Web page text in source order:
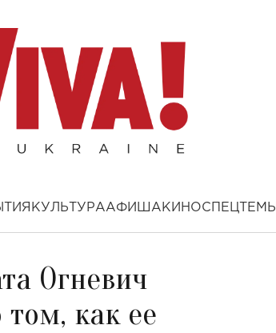
КУЛЬТУРААФИША КИНОСПЕЦТЕМЫ
Огневич
как ее